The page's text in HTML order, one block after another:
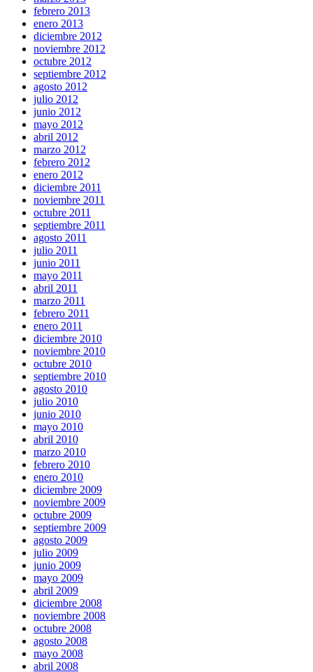
febrero 2013
enero 2013
diciembre 2012
noviembre 2012
octubre 2012
septiembre 2012
agosto 2012
julio 2012
junio 2012
mayo 2012
abril 2012
marzo 2012
febrero 2012
enero 2012
diciembre 2011
noviembre 2011
octubre 2011
septiembre 2011
agosto 2011
julio 2011
junio 2011
mayo 2011
abril 2011
marzo 2011
febrero 2011
enero 2011
diciembre 2010
noviembre 2010
octubre 2010
septiembre 2010
agosto 2010
julio 2010
junio 2010
mayo 2010
abril 2010
marzo 2010
febrero 2010
enero 2010
diciembre 2009
noviembre 2009
octubre 2009
septiembre 2009
agosto 2009
julio 2009
junio 2009
mayo 2009
abril 2009
diciembre 2008
noviembre 2008
octubre 2008
agosto 2008
mayo 2008
abril 2008